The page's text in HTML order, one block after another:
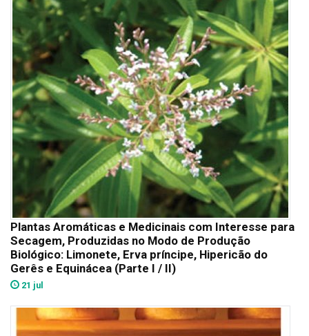
Plantas Aromáticas e Medicinais com Interesse para
Secagem, Produzidas no Modo de Produção
Biológico: Limonete, Erva príncipe, Hipericão do
Gerês e Equinácea (Parte I / II)
21 jul